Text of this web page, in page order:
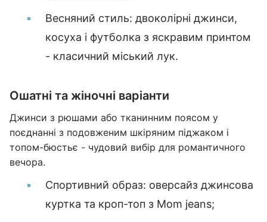
Весняний стиль: двоколірні джинси,
косуха і футболка з яскравим принтом
- класичний міський лук.
Ошатні та жіночні варіанти
Джинси з рюшами або тканинним поясом у
поєднанні з подовженим шкіряним піджаком і
топом-бюстьє - чудовий вибір для романтичного
вечора.
Спортивний образ: оверсайз джинсова
куртка та кроп-топ з Mom jeans;